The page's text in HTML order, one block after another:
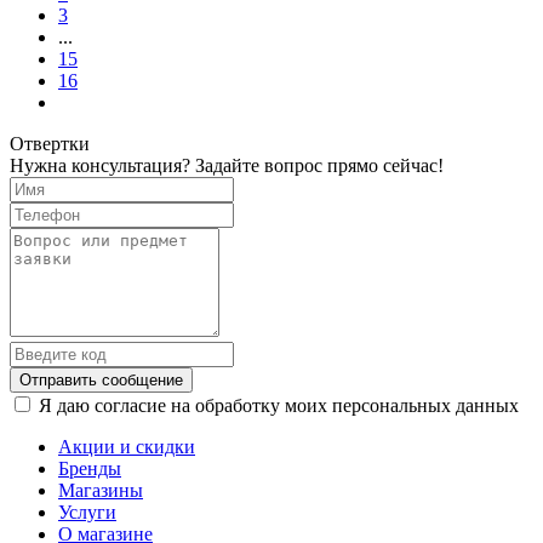
3
...
15
16
Отвертки
Нужна консультация? Задайте вопрос прямо сейчас!
Отправить сообщение
Я даю согласие на обработку моих персональных данных
Акции и скидки
Бренды
Магазины
Услуги
О магазине